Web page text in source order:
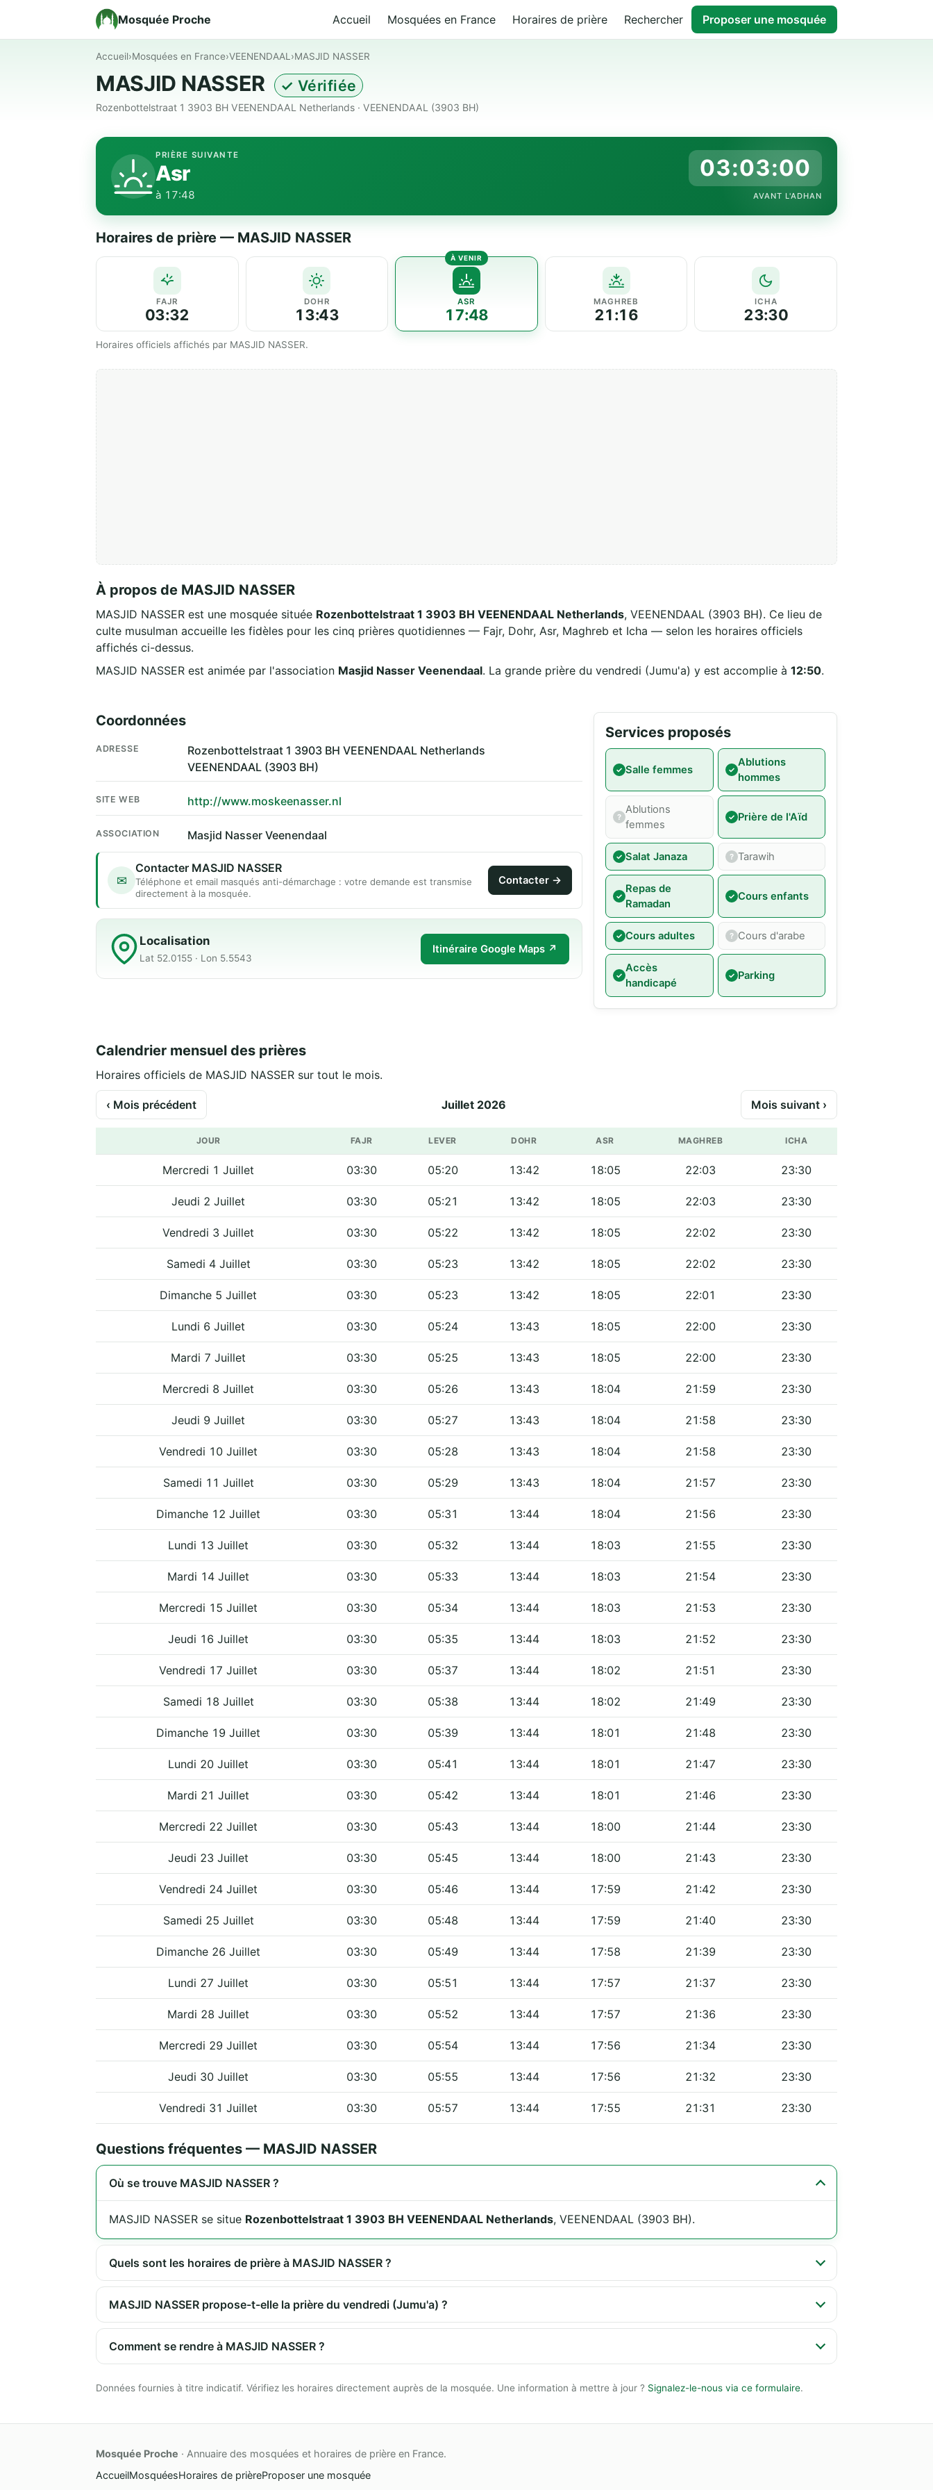
Mosquée Proche Accueil Mosquées en France Horaires de prière Rechercher Proposer une mosquée
Accueil›Mosquées en France›VEENENDAAL ›MASJID NASSER
MASJID NASSER ✓ Vérifiée
Rozenbottelstraat 1 3903 BH VEENENDAAL Netherlands · VEENENDAAL (3903 BH)
PRIÈRE SUIVANTE
Asr
à 17:48
03:02:59
AVANT L'ADHAN
Horaires de prière — MASJID NASSER
FAJR
03:32
DOHR
13:43
ASR
17:48
MAGHREB
21:16
ICHA
23:30
Horaires officiels affichés par MASJID NASSER.
À propos de MASJID NASSER
MASJID NASSER est une mosquée située Rozenbottelstraat 1 3903 BH VEENENDAAL Netherlands, VEENENDAAL (3903 BH). Ce lieu de
culte musulman accueille les fidèles pour les cinq prières quotidiennes — Fajr, Dohr, Asr, Maghreb et Icha — selon les horaires officiels
affichés ci-dessus.
MASJID NASSER est animée par l'association Masjid Nasser Veenendaal. La grande prière du vendredi (Jumu'a) y est accomplie à 12:50.
Coordonnées
ADRESSE
Rozenbottelstraat 1 3903 BH VEENENDAAL Netherlands
VEENENDAAL (3903 BH)
SITE WEB http://www.moskeenasser.nl
ASSOCIATION Masjid Nasser Veenendaal
✉
Contacter MASJID NASSER
Téléphone et email masqués anti-démarchage : votre demande est transmise
directement à la mosquée.
Contacter →
Localisation
Lat 52.0155 · Lon 5.5543
Itinéraire Google Maps ↗
Services proposés
Salle femmes
Ablutions
hommes
Ablutions
femmes
Prière de l'Aïd
Salat Janaza Tarawih
Repas de
Ramadan
Cours enfants
Cours adultes Cours d'arabe
Accès
handicapé
Parking
Calendrier mensuel des prières
Horaires officiels de MASJID NASSER sur tout le mois.
‹ Mois précédent Juillet 2026 Mois suivant ›
JOUR FAJR LEVER DOHR ASR MAGHREB ICHA
Mercredi 1 Juillet 03:30 05:20 13:42 18:05 22:03 23:30
Jeudi 2 Juillet 03:30 05:21 13:42 18:05 22:03 23:30
Vendredi 3 Juillet 03:30 05:22 13:42 18:05 22:02 23:30
Samedi 4 Juillet 03:30 05:23 13:42 18:05 22:02 23:30
Dimanche 5 Juillet 03:30 05:23 13:42 18:05 22:01 23:30
Lundi 6 Juillet 03:30 05:24 13:43 18:05 22:00 23:30
Mardi 7 Juillet 03:30 05:25 13:43 18:05 22:00 23:30
Mercredi 8 Juillet 03:30 05:26 13:43 18:04 21:59 23:30
Jeudi 9 Juillet 03:30 05:27 13:43 18:04 21:58 23:30
Vendredi 10 Juillet 03:30 05:28 13:43 18:04 21:58 23:30
Samedi 11 Juillet 03:30 05:29 13:43 18:04 21:57 23:30
Dimanche 12 Juillet 03:30 05:31 13:44 18:04 21:56 23:30
Lundi 13 Juillet 03:30 05:32 13:44 18:03 21:55 23:30
Mardi 14 Juillet 03:30 05:33 13:44 18:03 21:54 23:30
Mercredi 15 Juillet 03:30 05:34 13:44 18:03 21:53 23:30
Jeudi 16 Juillet 03:30 05:35 13:44 18:03 21:52 23:30
Vendredi 17 Juillet 03:30 05:37 13:44 18:02 21:51 23:30
Samedi 18 Juillet 03:30 05:38 13:44 18:02 21:49 23:30
Dimanche 19 Juillet 03:30 05:39 13:44 18:01 21:48 23:30
Lundi 20 Juillet 03:30 05:41 13:44 18:01 21:47 23:30
Mardi 21 Juillet 03:30 05:42 13:44 18:01 21:46 23:30
Mercredi 22 Juillet 03:30 05:43 13:44 18:00 21:44 23:30
Jeudi 23 Juillet 03:30 05:45 13:44 18:00 21:43 23:30
Vendredi 24 Juillet 03:30 05:46 13:44 17:59 21:42 23:30
Samedi 25 Juillet 03:30 05:48 13:44 17:59 21:40 23:30
Dimanche 26 Juillet 03:30 05:49 13:44 17:58 21:39 23:30
Lundi 27 Juillet 03:30 05:51 13:44 17:57 21:37 23:30
Mardi 28 Juillet 03:30 05:52 13:44 17:57 21:36 23:30
Mercredi 29 Juillet 03:30 05:54 13:44 17:56 21:34 23:30
Jeudi 30 Juillet 03:30 05:55 13:44 17:56 21:32 23:30
Vendredi 31 Juillet 03:30 05:57 13:44 17:55 21:31 23:30
Questions fréquentes — MASJID NASSER
Où se trouve MASJID NASSER ?
MASJID NASSER se situe Rozenbottelstraat 1 3903 BH VEENENDAAL Netherlands, VEENENDAAL (3903 BH).
Quels sont les horaires de prière à MASJID NASSER ?
MASJID NASSER propose-t-elle la prière du vendredi (Jumu'a) ?
Comment se rendre à MASJID NASSER ?
Données fournies à titre indicatif. Vérifiez les horaires directement auprès de la mosquée. Une information à mettre à jour ? Signalez-le-nous via ce formulaire.
Mosquée Proche · Annuaire des mosquées et horaires de prière en France.
AccueilMosquéesHoraires de prièreProposer une mosquée